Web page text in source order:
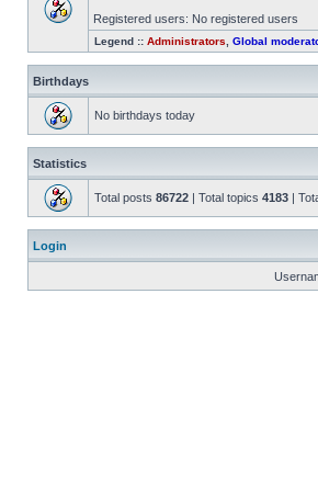
Registered users: No registered users
Legend :: Administrators Global
Birthdays
No birthdays today
Statistics
Total posts 86722 | Total topics 4183 |
Login